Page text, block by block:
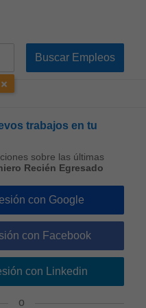
trabajos en tu
sobre las últimas
Recién Egresado
con Google
con Facebook
con Linkedin
o